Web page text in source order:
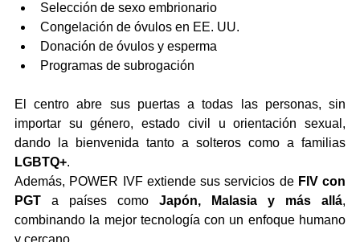
Selección de sexo embrionario
Congelación de óvulos en EE. UU.
Donación de óvulos y esperma
Programas de subrogación
El centro abre sus puertas a todas las personas, sin
importar su género, estado civil u orientación sexual,
LGBTQ+.
Además, POWER IVF extiende sus servicios de FIV con
PGT a países como Japón, Malasia y más allá,
combinando la mejor tecnología con un enfoque humano
y cercano.